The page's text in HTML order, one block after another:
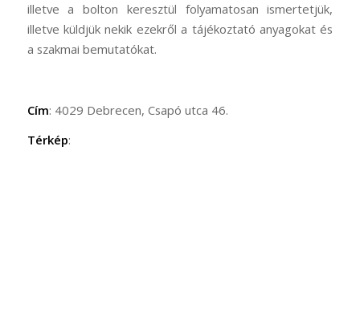
illetve a bolton keresztül folyamatosan ismertetjük,
illetve küldjük nekik ezekről a tájékoztató anyagokat és
a szakmai bemutatókat.
Cím: 4029 Debrecen, Csapó utca 46.
Térkép: